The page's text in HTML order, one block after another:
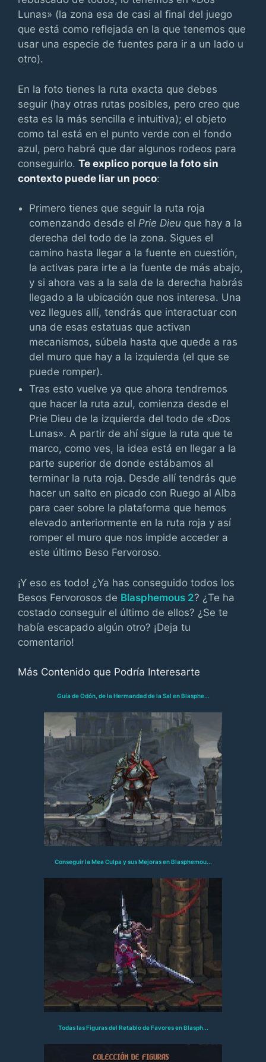
Lunas» (la zona esa de casi al final del juego
que está como reflejada en la que tenemos que
usar una especie de fuentes para ir a un lado u
otro).
En la foto tienes la ruta exacta que debes
seguir (hay otras rutas posibles, pero creo que
esta es la más sencilla e intuitiva); el objeto
como tal está en el punto verde con el fondo
azul, pero habrá que dar algunos rodeos para
conseguirlo. Te explico porque la foto sin
contexto puede liar un poco:
Primero tienes que seguir la ruta roja
comenzando desde elPrie Dieu que hay a la
derecha del todo de la zona. Sigues el
camino hasta llegar a la fuente en cuestión,
la activas para irte a la fuente de más abajo,
y si ahora vas a la sala de la derecha habrás
llegado a la ubicación que nos interesa. Una
vez llegues allí, tendrás que interactuar con
una de esas estatuas que activan
mecanismos, súbela hasta que quede a ras
del muro que hay a la izquierda (el que se
puede romper).
Tras esto vuelve ya que ahora tendremos
que hacer la ruta azul, comienza desde el
Prie Dieu de la izquierda del todo de «Dos
Lunas». A partir de ahí sigue la ruta que te
marco, como ves, la idea está en llegar a la
parte superior de donde estábamos al
terminar la ruta roja. Desde allí tendrás que
hacer un salto en picado con Ruego al Alba
para caer sobre la plataforma que hemos
elevado anteriormente en la ruta roja y así
romper el muro que nos impide acceder a
este último Beso Fervoroso.
¡Y eso es todo! ¿Ya has conseguido todos los
Besos Fervorosos de Blasphemous 2? ¿Te ha
costado conseguir el último de ellos? ¿Se te
había escapado algún otro? ¡Deja tu
comentario!
Más Contenido que Podría Interesarte
Guía de Odón, de la Hermandad de la Sal en Blasphe...
Conseguir la Mea Culpa y sus Mejoras en Blasphemou...
Todas las Figuras del Retablo de Favores en Blasph...